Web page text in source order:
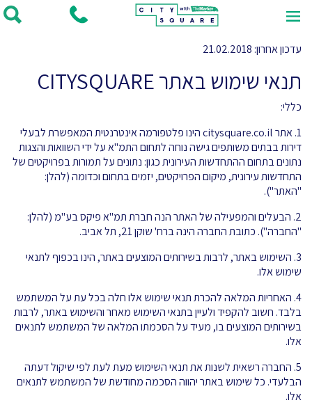
עדכון אחרון: 21.02.2018
תנאי שימוש באתר CITYSQUARE
כללי:
1. אתר citysquare.co.il הינו פלטפורמה אינטרנטית המאפשרת לבעלי
דירות בבתים משותפים גישה נוחה לתחום התמ"א על ידי השוואות והצגות
נתונים בתחום ההתחדשות העירונית כגון: נתונים על תמורות בפרויקטים של
התחדשות עירונית, מיקום הפרויקטים, יזמים בתחום וכדומה (להלן:
"האתר").
2. הבעלים והמפעילה של האתר הנה חברת תמ"א פיקס בע"מ (להלן:
"החברה"). כתובת החברה הינה ברח' שוקן 21, תל אביב.
3. השימוש באתר, לרבות בשירותים המוצעים באתר, הינו בכפוף לתנאי
שימוש אלו.
4. האחריות המלאה להכרת תנאי שימוש אלו חלה בכל עת על המשתמש
בלבד. חשוב להקפיד ולעיין בתנאי השימוש מאחר והשימוש באתר, לרבות
בשירותים המוצעים בו, מעיד על הסכמתו המלאה של המשתמש לתנאים
אלו.
5. החברה רשאית לשנות את תנאי השימוש מעת לעת לפי שיקול דעתה
הבלעדי. כל שימוש באתר יהווה הסכמה מחודשת של המשתמש לתנאים
אלו.